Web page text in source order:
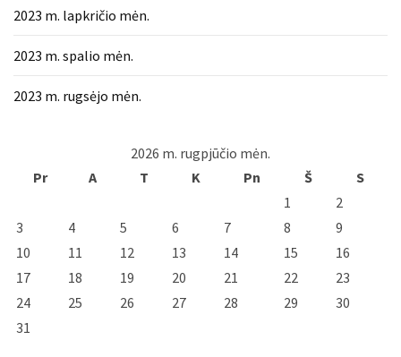
2023 m. lapkričio mėn.
2023 m. spalio mėn.
2023 m. rugsėjo mėn.
2026 m. rugpjūčio mėn.
Pr
A T K Pn Š
S
1
2
3
4 5 6 7 8
9
10
11 12 13 14 15
16
17
18 19 20 21 22
23
24
25 26 27 28 29
30
31